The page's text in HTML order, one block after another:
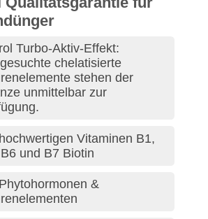
Turbo-Aktiv-Effekt:
chelatisierte
stehen der
unmittelbar zur
Vitaminen B1,
und B7 Biotin
&